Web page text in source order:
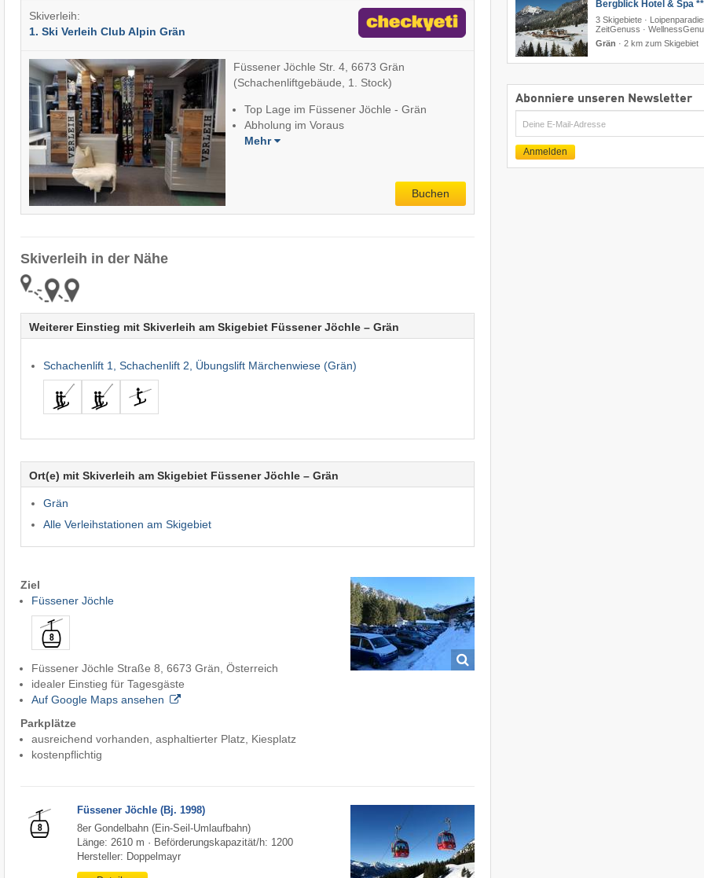
Skiverleih:
1. Ski Verleih Club Alpin Grän
Füssener Jöchle Str. 4, 6673 Grän
(Schachenliftgebäude, 1. Stock)
Top Lage im Füssener Jöchle - Grän
Abholung im Voraus
Mehr
Buchen
Skiverleih in der Nähe
Weiterer Einstieg mit Skiverleih am Skigebiet Füssener Jöchle – Grän
Schachenlift 1, Schachenlift 2, Übungslift Märchenwiese (Grän)
Ort(e) mit Skiverleih am Skigebiet Füssener Jöchle – Grän
Grän
Alle Verleihstationen am Skigebiet
Ziel
Füssener Jöchle
Füssener Jöchle Straße 8, 6673 Grän, Österreich
idealer Einstieg für Tagesgäste
Auf Google Maps ansehen
Parkplätze
ausreichend vorhanden, asphaltierter Platz, Kiesplatz
kostenpflichtig
Füssener Jöchle (Bj. 1998)
8er Gondelbahn (Ein-Seil-Umlaufbahn)
Länge: 2610 m · Beförderungskapazität/h: 1200
Hersteller: Doppelmayr
Bergblick Hotel & Spa
3 Skigebiete ·
ZeitGenuss ·
Grän · 2 km zum Skigebiet
Abonniere unseren Newsletter
E-
Mail
Anmelden